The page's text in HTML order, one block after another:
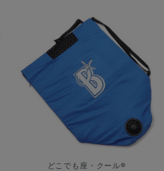
どこでも座・クール®